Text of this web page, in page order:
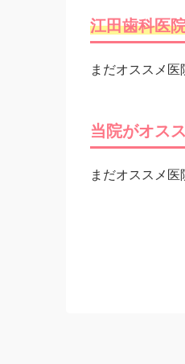
江田歯科医
まだオススメ医
当院がオス
まだオススメ医